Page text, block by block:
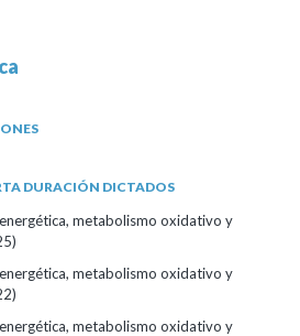
DURACIÓN DICTADOS
metabolismo oxidativo y
metabolismo oxidativo y
metabolismo oxidativo y